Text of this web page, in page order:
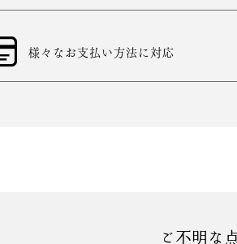
様々なお支払い方法に対応
ご不明な